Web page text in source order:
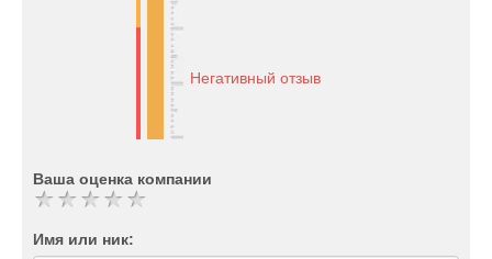
Негативный отзыв
Ваша оценка компании
Имя или ник: